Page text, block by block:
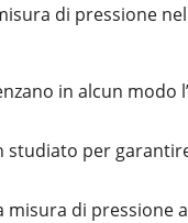
di pressione
in alcun modo
studiato per
misura di pressione